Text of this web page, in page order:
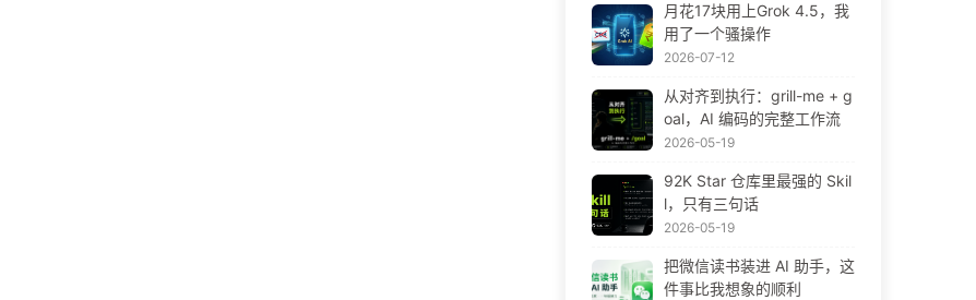
月花17块用上Grok 4.5，我
用了一个骚操作
2026-07-12
从对齐到执行：grill-me + g
oal，AI 编码的完整工作流
2026-05-19
92K Star 仓库里最强的 Skil
l，只有三句话
2026-05-19
把微信读书装进 AI 助手，这
件事比我想象的顺利